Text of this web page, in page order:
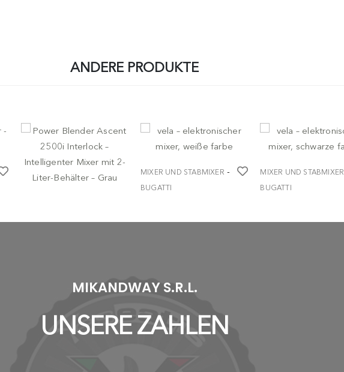
ANDERE PRODUKTE
MIXER UND STABMIXER -
BUGATTI
€ 219,00
MIXER UND STABMIXER
BUGATTI
€ 219,00
MIKANDWAY S.R.L.
UNSERE ZAHLEN